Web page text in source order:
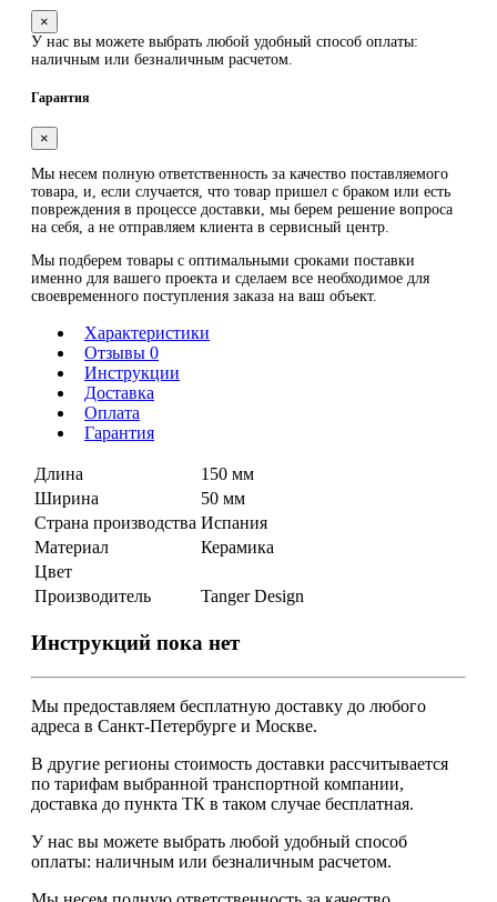
×
У нас вы можете выбрать любой удобный способ оплаты:
наличным или безналичным расчетом.
Гарантия
×
Мы несем полную ответственность за качество поставляемого
товара, и, если случается, что товар пришел с браком или есть
повреждения в процессе доставки, мы берем решение вопроса
на себя, а не отправляем клиента в сервисный центр.
Мы подберем товары с оптимальными сроками поставки
именно для вашего проекта и сделаем все необходимое для
своевременного поступления заказа на ваш объект.
Характеристики
Отзывы 0
Инструкции
Доставка
Оплата
Гарантия
Длина
150 мм
Ширина
50 мм
Страна производства Испания
Материал
Керамика
Цвет
Производитель
Tanger Design
Инструкций пока нет
Мы предоставляем бесплатную доставку до любого
адреса в Санкт-Петербурге и Москве.
В другие регионы стоимость доставки рассчитывается
по тарифам выбранной транспортной компании,
доставка до пункта ТК в таком случае бесплатная.
У нас вы можете выбрать любой удобный способ
оплаты: наличным или безналичным расчетом.